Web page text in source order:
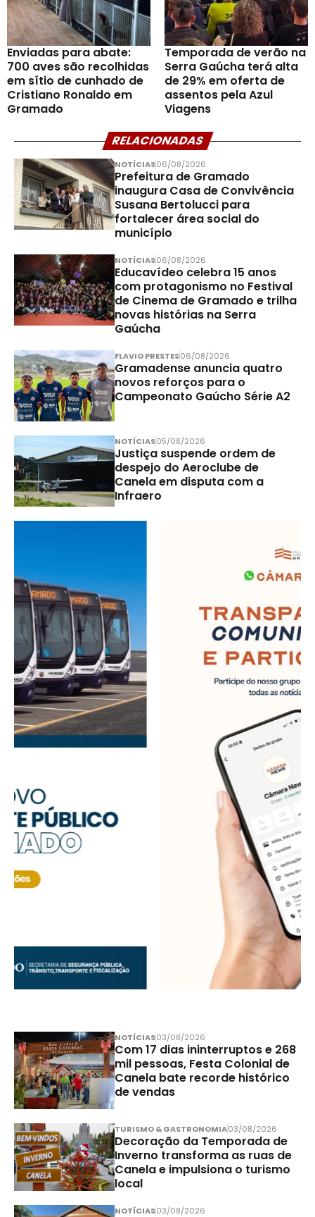
Enviadas para abate:
700 aves são recolhidas
em sítio de cunhado de
Cristiano Ronaldo em
Gramado
Temporada de verão na
Serra Gaúcha terá alta
de 29% em oferta de
assentos pela Azul
Viagens
RELACIONADAS
NOTÍCIAS06/08/2026
Prefeitura de Gramado
inaugura Casa de Convivência
Susana Bertolucci para
fortalecer área social do
município
NOTÍCIAS06/08/2026
Educavídeo celebra 15 anos
com protagonismo no Festival
de Cinema de Gramado e trilha
novas histórias na Serra
Gaúcha
FLAVIO PRESTES06/08/2026
Gramadense anuncia quatro
novos reforços para o
Campeonato Gaúcho Série A2
NOTÍCIAS05/08/2026
Justiça suspende ordem de
despejo do Aeroclube de
Canela em disputa com a
Infraero
NOTÍCIAS03/08/2026
Com 17 dias ininterruptos e 268
mil pessoas, Festa Colonial de
Canela bate recorde histórico
de vendas
TURISMO & GASTRONOMIA03/08/2026
Decoração da Temporada de
Inverno transforma as ruas de
Canela e impulsiona o turismo
local
NOTÍCIAS03/08/2026